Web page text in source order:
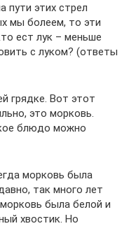
пути этих стрел
мы болеем, то эти
ест лук – меньше
с луком? (ответы
грядке. Вот этот
это морковь.
блюдо можно
морковь была
так много лет
была белой и
хвостик. Но